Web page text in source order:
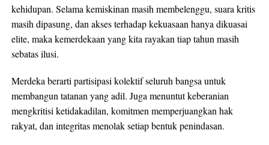
kehidupan. Selama kemiskinan masih membelenggu, suara kritis
masih dipasung, dan akses terhadap kekuasaan hanya dikuasai
elite, maka kemerdekaan yang kita rayakan tiap tahun masih
sebatas ilusi.
Merdeka berarti partisipasi kolektif seluruh bangsa untuk
membangun tatanan yang adil. Juga menuntut keberanian
mengkritisi ketidakadilan, komitmen memperjuangkan hak
rakyat, dan integritas menolak setiap bentuk penindasan.